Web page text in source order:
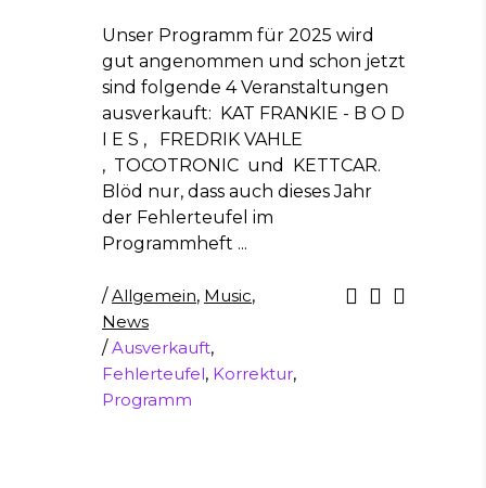
Unser Programm für 2025 wird
gut angenommen und schon jetzt
sind folgende 4 Veranstaltungen
ausverkauft: KAT FRANKIE - B O D
I E S , FREDRIK VAHLE
, TOCOTRONIC und KETTCAR.
Blöd nur, dass auch dieses Jahr
der Fehlerteufel im
Programmheft
/Allgemein, Music,
News
/Ausverkauft,
Fehlerteufel, Korrektur,
Programm